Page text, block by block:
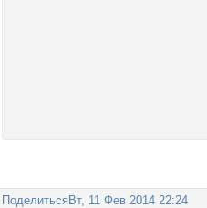
Поделиться Вт, 11 Фев 2014 22:24